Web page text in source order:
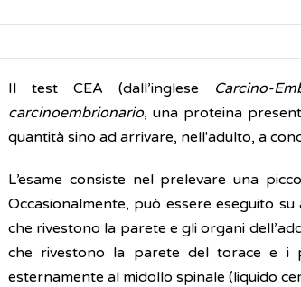
Il test CEA (dall’inglese Carcino-
carcinoembrionario, una proteina
quantità sino ad arrivare, nell'adulto, a
L’esame consiste nel prelevare una
Occasionalmente, può essere eseguito
che rivestono la parete e gli organi
che rivestono la parete del torace e i
esternamente al midollo spinale (liquido